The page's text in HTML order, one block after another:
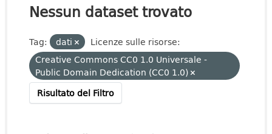
Nessun dataset trovato
Tag: dati
Licenze sulle risorse:
Creative Commons CC0 1.0 Universale -
Public Domain Dedication (CC0 1.0)
Risultato del Filtro